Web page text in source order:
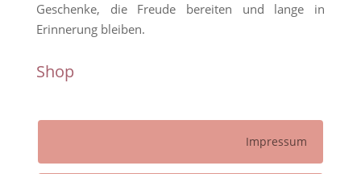
Geschenke, die Freude bereiten und lange in
Erinnerung bleiben.
Shop
Impressum